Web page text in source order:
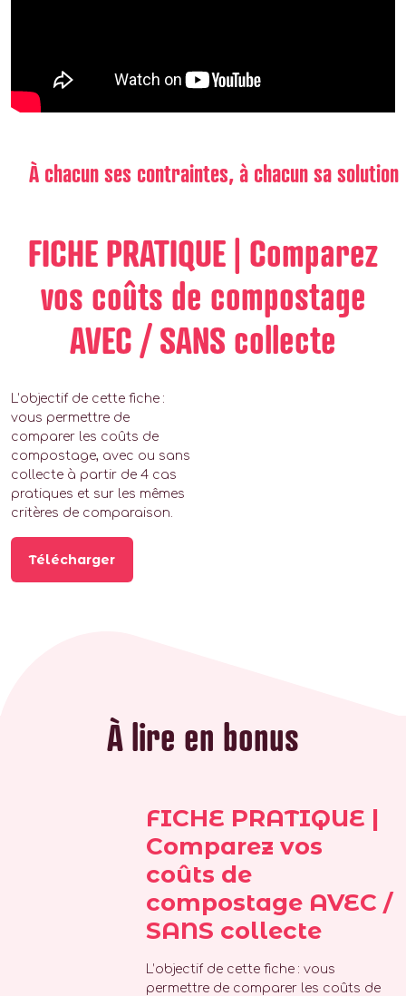
À chacun ses contraintes, à chacun sa solution
FICHE PRATIQUE | Comparez
vos coûts de compostage
AVEC / SANS collecte
L’objectif de cette fiche :
vous permettre de
comparer les coûts de
compostage, avec ou sans
collecte à partir de 4 cas
pratiques et sur les mêmes
critères de comparaison.
Télécharger
À lire en bonus
FICHE PRATIQUE |
Comparez vos
coûts de
compostage AVEC /
SANS collecte
L’objectif de cette fiche : vous
permettre de comparer les coûts de